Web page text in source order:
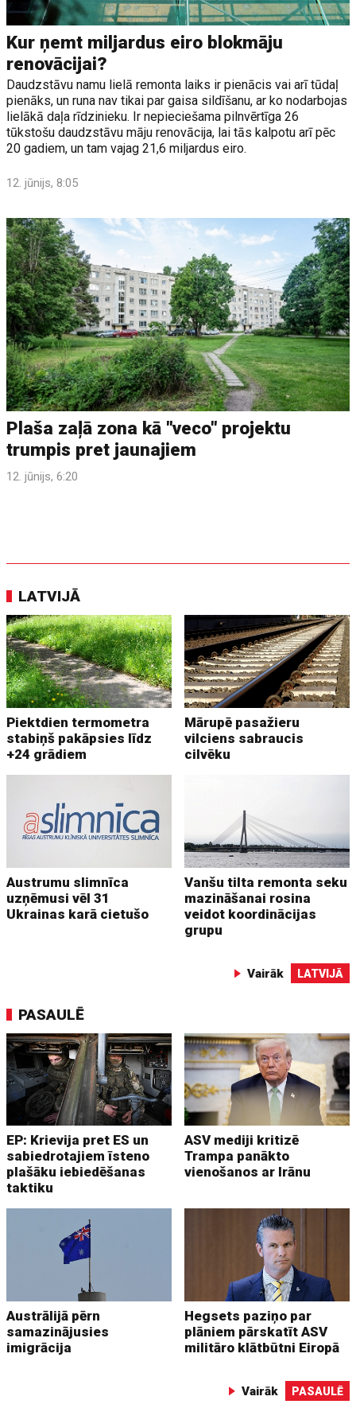
Kur ņemt miljardus eiro blokmāju
renovācijai?
Daudzstāvu namu lielā remonta laiks ir pienācis vai arī tūdaļ
pienāks, un runa nav tikai par gaisa sildīšanu, ar ko nodarbojas
lielākā daļa rīdzinieku. Ir nepieciešama pilnvērtīga 26
tūkstošu daudzstāvu māju renovācija, lai tās kalpotu arī pēc
20 gadiem, un tam vajag 21,6 miljardus eiro.
12. jūnijs, 8:05
Plaša zaļā zona kā "veco" projektu
trumpis pret jaunajiem
12. jūnijs, 6:20
LATVIJĀ
Piektdien termometra
stabiņš pakāpsies līdz
+24 grādiem
Mārupē pasažieru
vilciens sabraucis
cilvēku
Austrumu slimnīca
uzņēmusi vēl 31
Ukrainas karā cietušo
Vanšu tilta remonta seku
mazināšanai rosina
veidot koordinācijas
grupu
Vairāk LATVIJĀ
PASAULĒ
EP: Krievija pret ES un
sabiedrotajiem īsteno
plašāku iebiedēšanas
taktiku
ASV mediji kritizē
Trampa panākto
vienošanos ar Irānu
Austrālijā pērn
samazinājusies
imigrācija
Hegsets paziņo par
plāniem pārskatīt ASV
militāro klātbūtni Eiropā
Vairāk PASAULĒ